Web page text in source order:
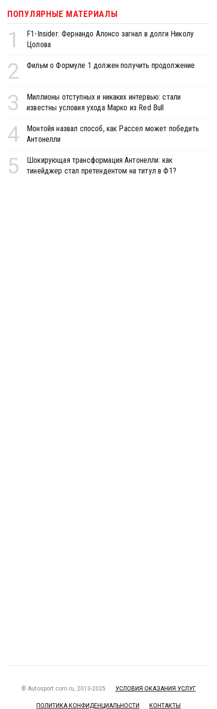
ПОПУЛЯРНЫЕ МАТЕРИАЛЫ
1
F1-Insider: Фернандо Алонсо загнал в долги Николу
Цолова
2 Фильм о Формуле 1 должен получить продолжение
3
Миллионы отступных и никаких интервью: стали
известны условия ухода Марко из Red Bull
4
Монтойя назвал способ, как Рассел может победить
Антонелли
5
Шокирующая трансформация Антонелли: как
тинейджер стал претендентом на титул в Ф1?
© Autosport.com.ru, 2013-2025 УСЛОВИЯ ОКАЗАНИЯ УСЛУГ
ПОЛИТИКА КОНФИДЕНЦИАЛЬНОСТИ КОНТАКТЫ